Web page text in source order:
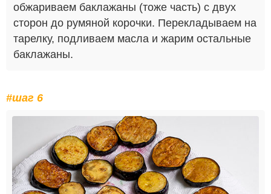
обжариваем баклажаны (тоже часть) с двух
сторон до румяной корочки. Перекладываем на
тарелку, подливаем масла и жарим остальные
баклажаны.
#шаг 6